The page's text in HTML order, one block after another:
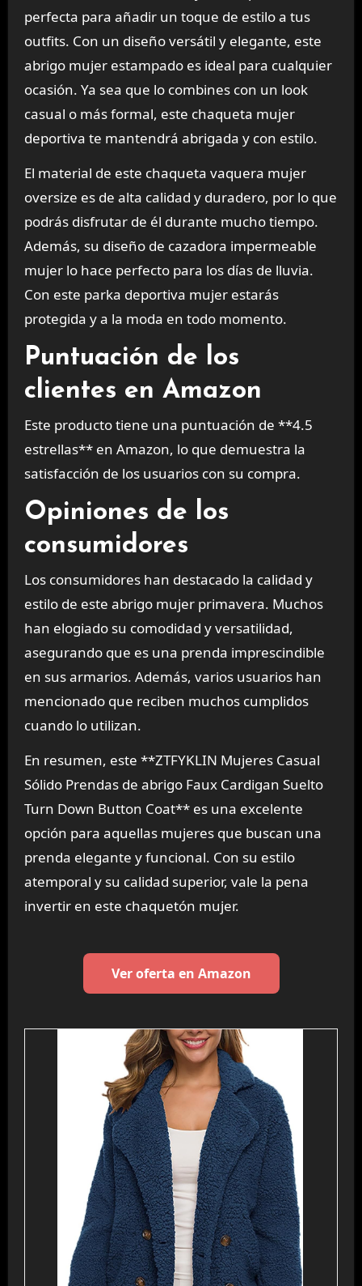
perfecta para añadir un toque de estilo a tus
outfits. Con un diseño versátil y elegante, este
abrigo mujer estampado es ideal para cualquier
ocasión. Ya sea que lo combines con un look
casual o más formal, este chaqueta mujer
deportiva te mantendrá abrigada y con estilo.
El material de este chaqueta vaquera mujer
oversize es de alta calidad y duradero, por lo que
podrás disfrutar de él durante mucho tiempo.
Además, su diseño de cazadora impermeable
mujer lo hace perfecto para los días de lluvia.
Con este parka deportiva mujer estarás
protegida y a la moda en todo momento.
Puntuación de los
clientes en Amazon
Este producto tiene una puntuación de **4.5
estrellas** en Amazon, lo que demuestra la
satisfacción de los usuarios con su compra.
Opiniones de los
consumidores
Los consumidores han destacado la calidad y
estilo de este abrigo mujer primavera. Muchos
han elogiado su comodidad y versatilidad,
asegurando que es una prenda imprescindible
en sus armarios. Además, varios usuarios han
mencionado que reciben muchos cumplidos
cuando lo utilizan.
En resumen, este **ZTFYKLIN Mujeres Casual
Sólido Prendas de abrigo Faux Cardigan Suelto
Turn Down Button Coat** es una excelente
opción para aquellas mujeres que buscan una
prenda elegante y funcional. Con su estilo
atemporal y su calidad superior, vale la pena
invertir en este chaquetón mujer.
Ver oferta en Amazon